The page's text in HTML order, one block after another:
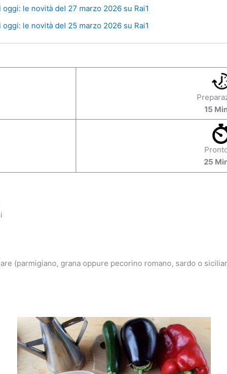
le novità del 27 marzo 2026 su Rai1
le novità del 25 marzo 2026 su Rai1
15
25
(parmigiano, grana oppure pecorino romano, sardo o